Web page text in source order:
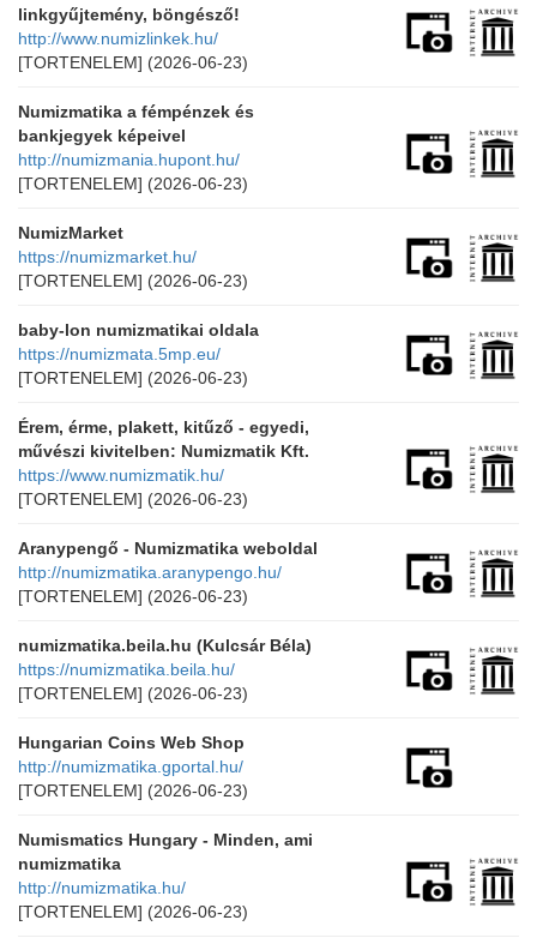
linkgyűjtemény, böngésző!
http://www.numizlinkek.hu/
[TORTENELEM] (2026-06-23)
Numizmatika a fémpénzek és
bankjegyek képeivel
http://numizmania.hupont.hu/
[TORTENELEM] (2026-06-23)
NumizMarket
https://numizmarket.hu/
[TORTENELEM] (2026-06-23)
baby-lon numizmatikai oldala
https://numizmata.5mp.eu/
[TORTENELEM] (2026-06-23)
Érem, érme, plakett, kitűző - egyedi,
művészi kivitelben: Numizmatik Kft.
https://www.numizmatik.hu/
[TORTENELEM] (2026-06-23)
Aranypengő - Numizmatika weboldal
http://numizmatika.aranypengo.hu/
[TORTENELEM] (2026-06-23)
numizmatika.beila.hu (Kulcsár Béla)
https://numizmatika.beila.hu/
[TORTENELEM] (2026-06-23)
Hungarian Coins Web Shop
http://numizmatika.gportal.hu/
[TORTENELEM] (2026-06-23)
Numismatics Hungary - Minden, ami
numizmatika
http://numizmatika.hu/
[TORTENELEM] (2026-06-23)